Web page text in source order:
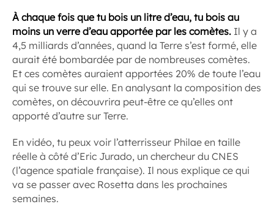
À chaque fois que tu bois un litre d’eau, tu bois au
moins un verre d’eau apportée par les comètes. Il y a
4,5 milliards d’années, quand la Terre s’est formé, elle
aurait été bombardée par de nombreuses comètes.
Et ces comètes auraient apportées 20% de toute l’eau
qui se trouve sur elle. En analysant la composition des
comètes, on découvrira peut-être ce qu’elles ont
apporté d’autre sur Terre.
En vidéo, tu peux voir l’atterrisseur Philae en taille
réelle à côté d’Eric Jurado, un chercheur du CNES
(l’agence spatiale française). Il nous explique ce qui
va se passer avec Rosetta dans les prochaines
semaines.